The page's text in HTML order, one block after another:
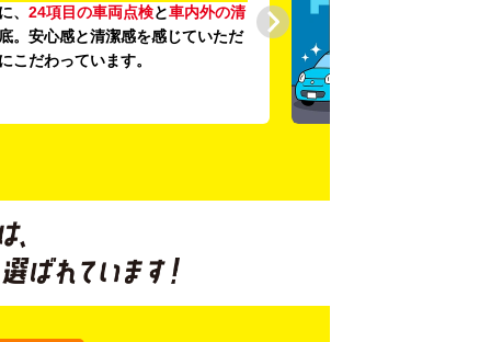
、 24項目の車両点検と車内外の清
。安心感と清潔感を感じていただ
こだわっています。